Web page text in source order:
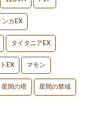
ンカEX
タイタニアEX
EX マモン
星間の塔 星間の禁域